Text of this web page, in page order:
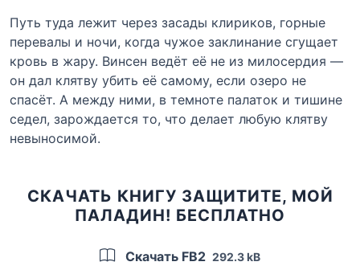
Путь туда лежит через засады клириков, горные
перевалы и ночи, когда чужое заклинание сгущает
кровь в жару. Винсен ведёт её не из милосердия —
он дал клятву убить её самому, если озеро не
спасёт. А между ними, в темноте палаток и тишине
седел, зарождается то, что делает любую клятву
невыносимой.
СКАЧАТЬ КНИГУ ЗАЩИТИТЕ, МОЙ
ПАЛАДИН! БЕСПЛАТНО
Скачать FB2 292.3 kB